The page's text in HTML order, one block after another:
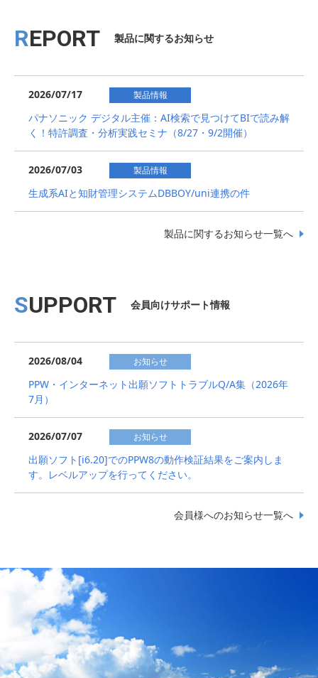
REPORT 製品に関するお知らせ
2026/07/17 製品情報
パナソニック デジタル主催：AI検索で見つけてBIで読み解
く！特許調査・分析実践セミナ（8/27・9/2開催）
2026/07/03 製品情報
生成系AIと知財管理システムDBBOY/uni連携の件
製品に関するお知らせ一覧へ
SUPPORT 会員向けサポート情報
2026/08/04 お知らせ
PPW・インターネット出願ソフトトラブルQ/A集（2026年
7月）
2026/07/07 お知らせ
出願ソフト[i6.20]でのPPW8の動作検証結果をご案内しま
す。レベルアップを行ってください。
会員様へのお知らせ一覧へ